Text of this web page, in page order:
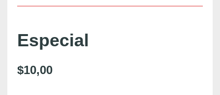
Especial
$10,00